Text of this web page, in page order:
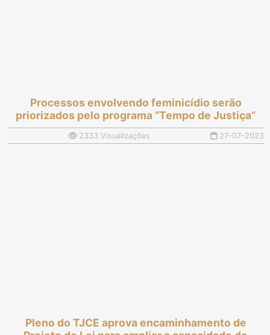
Processos envolvendo feminicídio serão
priorizados pelo programa “Tempo de Justiça”
2333 Visualizações 27-07-2023
Pleno do TJCE aprova encaminhamento de